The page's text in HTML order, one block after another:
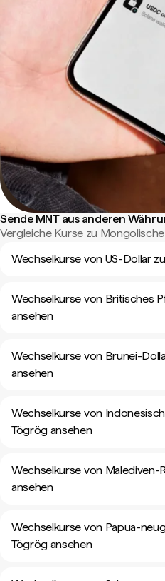
Sende MNT aus anderen
Vergleiche Kurse zu
Wechselkurse von US-Dollar
Wechselkurse von Britisches
ansehen
Wechselkurse von Brunei-
ansehen
Wechselkurse von
Tögrög ansehen
Wechselkurse von
ansehen
Wechselkurse von Papua-
Tögrög ansehen